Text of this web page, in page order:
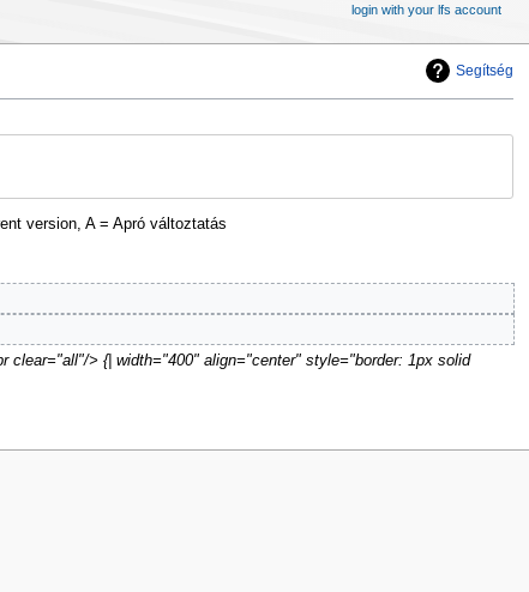
Segítség
version, A = Apró változtatás
clear="all"/> {| width="400" align="center" style="border: 1px solid
login with your lfs account